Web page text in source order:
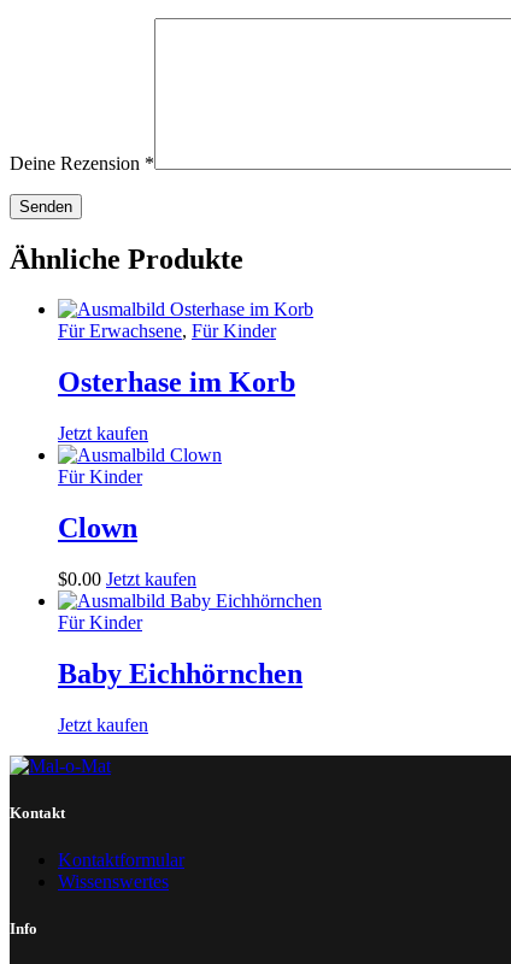
Deine Rezension *
Ähnliche Produkte
Für Erwachsene, Für Kinder
Osterhase im Korb
Jetzt kaufen
Für Kinder
Clown
$0.00 Jetzt kaufen
Für Kinder
Baby Eichhörnchen
Jetzt kaufen
Kontakt
Kontaktformular
Wissenswertes
Info